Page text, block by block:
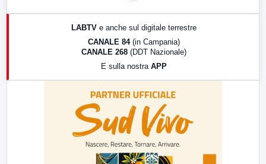
LABTV e anche sul digitale terrestre
CANALE 84 (in Campania)
CANALE 268 (DDT Nazionale)
E sulla nostra APP